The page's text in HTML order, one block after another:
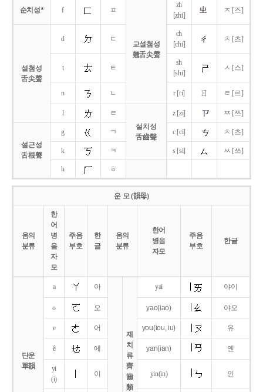
순치성* f ㅍ
교설첨성
翹舌尖聲
zh
[zhi]
ㅈ [즈]
설첨성
舌尖聲
d ㄷ
ch
[chi]
ㅊ [츠]
t ㅌ
sh
[shi]
ㅅ [스]
n ㄴ r [ri] ㄖ ㄹ [르]
l
ㄹ
설치성
舌齒聲
z [zi] ㅉ [쯔]
설근성
舌根聲
g ㄱ c [ci] ㅊ [츠]
k ㅋ s [si] ㅆ [쓰]
h ㅎ
운 모 (韻母)
음의
분류
한
어
병
음
자
모
주음
부호
한
글
음의
분류
한어
병음
자모
주음
부호
한글
단운
單韻
a 아
제
치
류
齊
齒
類
yai 야이
o 오 yao(iao) 야오
e 어 you(iou,iu) 유
ê 에 yan(ian) 옌
yi
(i)
이 yin(in) 인